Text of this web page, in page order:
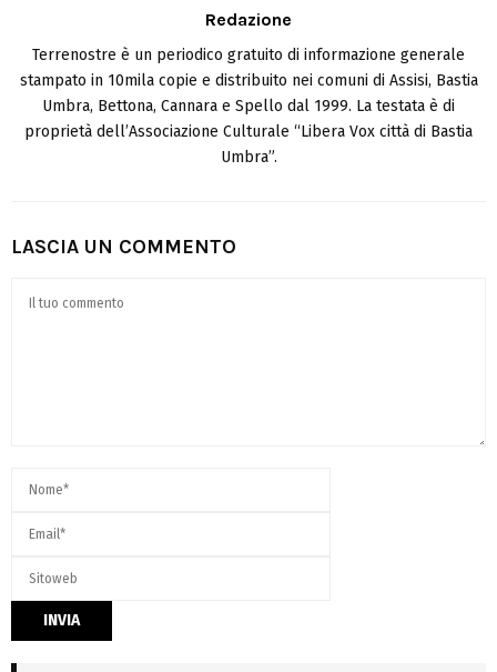
Redazione
Terrenostre è un periodico gratuito di informazione generale
stampato in 10mila copie e distribuito nei comuni di Assisi, Bastia
Umbra, Bettona, Cannara e Spello dal 1999. La testata è di
proprietà dell’Associazione Culturale “Libera Vox città di Bastia
Umbra”.
LASCIA UN COMMENTO